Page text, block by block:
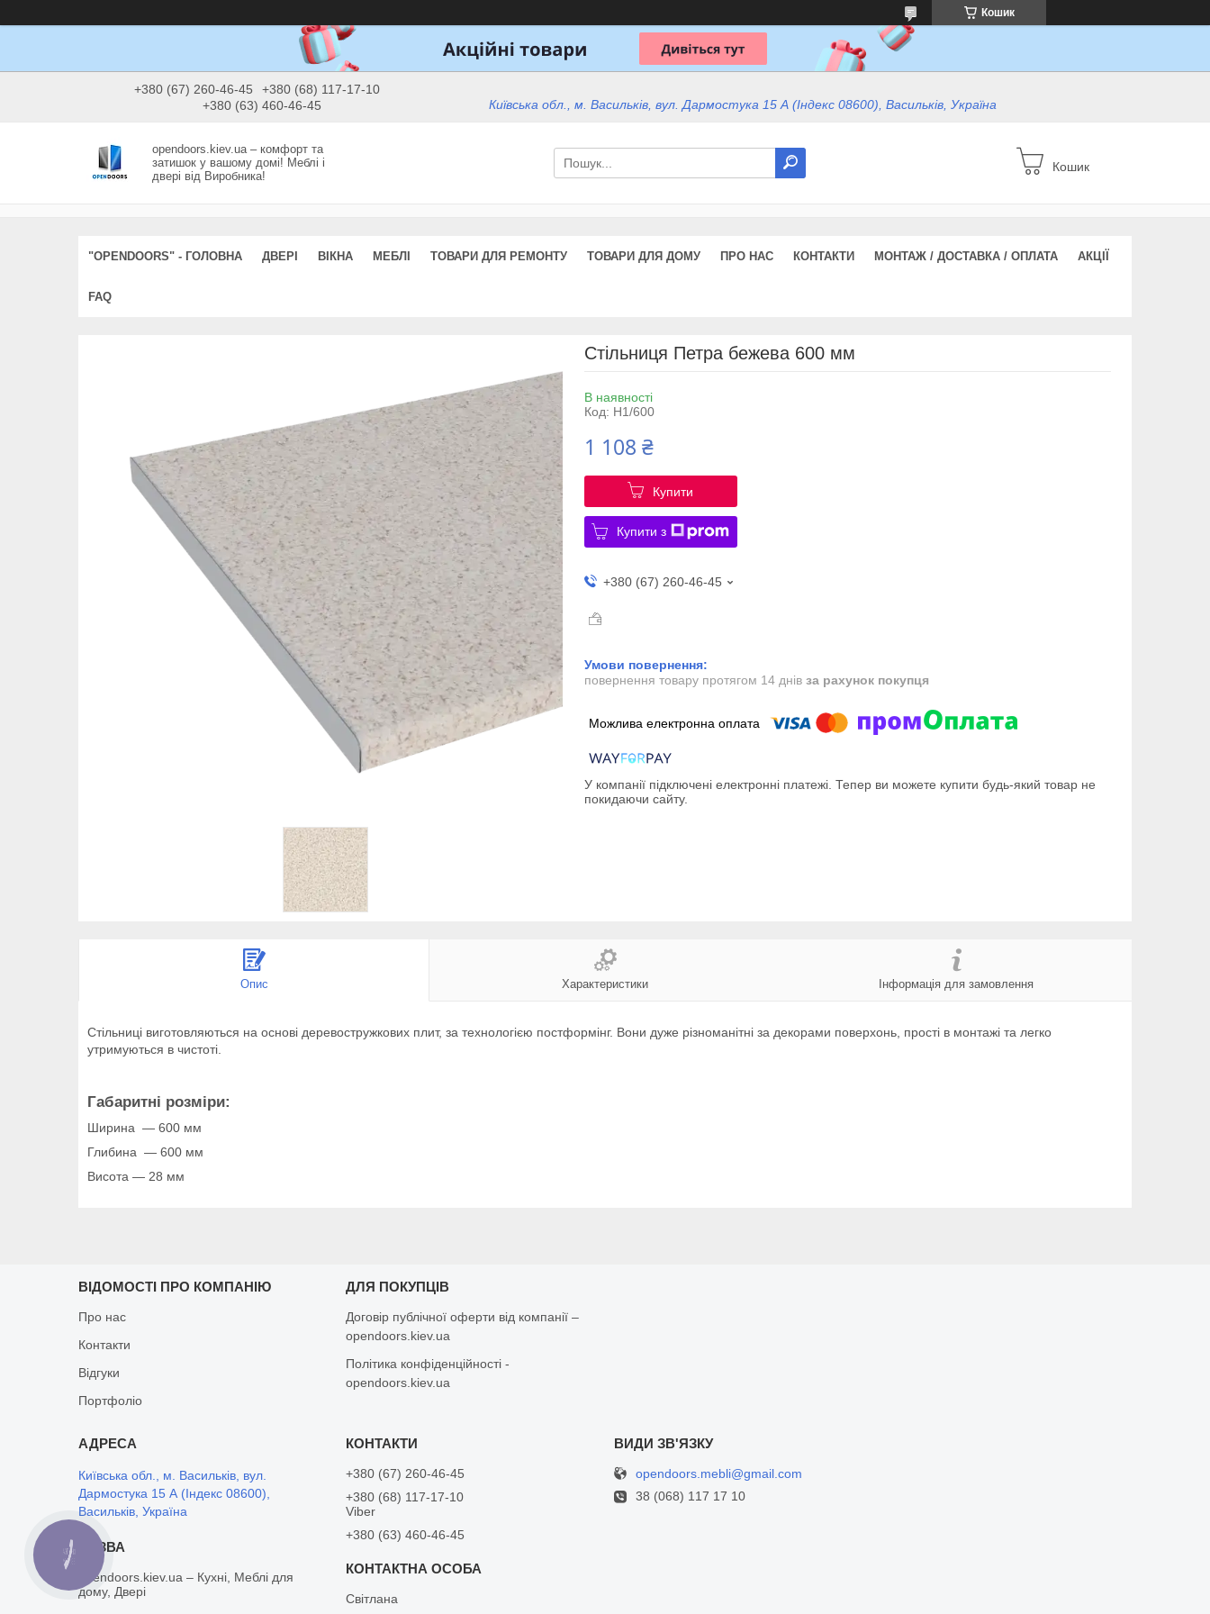
Кошик
+380 (67) 260-46-45
+380 (68) 117-17-10
+380 (63) 460-46-45
Київська обл., м. Васильків, вул. Дармостука 15 А (Індекс 08600), Васильків, Україна
opendoors.kiev.ua – комфорт та
затишок у вашому домі! Меблі і
двері від Виробника!
Кошик
"OPENDOORS" - ГОЛОВНА ДВЕРІ ВІКНА МЕБЛІ ТОВАРИ ДЛЯ РЕМОНТУ ТОВАРИ ДЛЯ ДОМУ ПРО НАС КОНТАКТИ МОНТАЖ / ДОСТАВКА / ОПЛАТА АКЦІЇ
FAQ
Стільниця Петра бежева 600 мм
В наявності
Код: Н1/600
1 108 ₴
Купити
Купити з
+380 (67) 260-46-45
повернення товару протягом 14 днів за рахунок покупця
У компанії підключені електронні платежі. Тепер ви можете купити будь-який товар не
покидаючи сайту.
Опис Характеристики Інформація для замовлення
Стільниці виготовляються на основі деревостружкових плит, за технологією постформінг. Вони дуже різноманітні за декорами поверхонь, прості в монтажі та легко
утримуються в чистоті.
Габаритні розміри:
Ширина — 600 мм
Глибина — 600 мм
Висота — 28 мм
ВІДОМОСТІ ПРО КОМПАНІЮ
Про нас
Контакти
Відгуки
Портфоліо
ДЛЯ ПОКУПЦІВ
Договір публічної оферти від компанії –
opendoors.kiev.ua
Політика конфіденційності -
opendoors.kiev.ua
Київська обл., м. Васильків, вул.
Дармостука 15 А (Індекс 08600),
Васильків, Україна
opendoors.kiev.ua – Кухні, Меблі для
дому, Двері
+380 (67) 260-46-45
+380 (68) 117-17-10
Viber
+380 (63) 460-46-45
Світлана
opendoors.mebli@gmail.com
38 (068) 117 17 10
КНОПКА
ЗВ'ЯЗКУ